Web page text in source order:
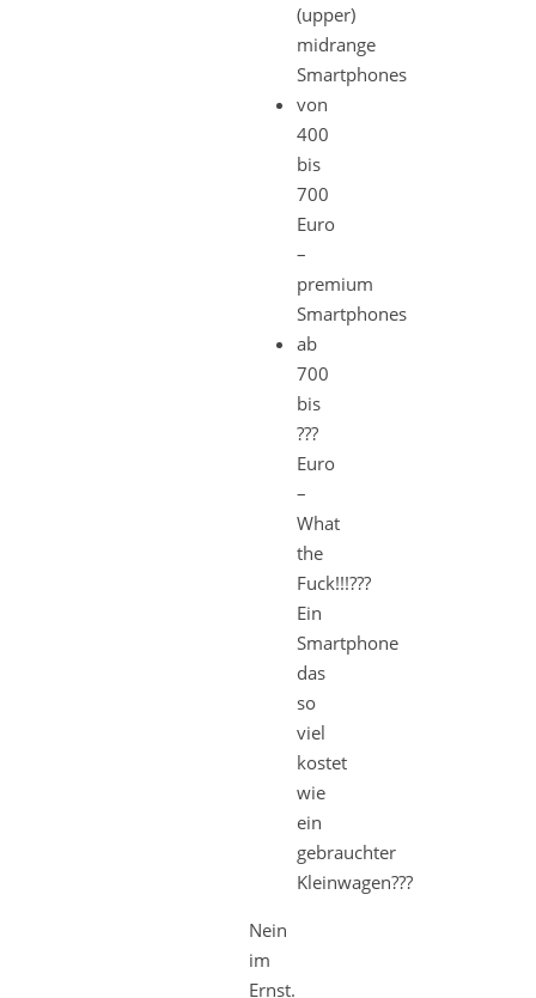
(upper)
midrange
Smartphones
von
400
bis
700
Euro
–
premium
Smartphones
ab
700
bis
???
Euro
–
What
the
Fuck!!!???
Ein
Smartphone
das
so
viel
kostet
wie
ein
gebrauchter
Kleinwagen???
Nein
im
Ernst.